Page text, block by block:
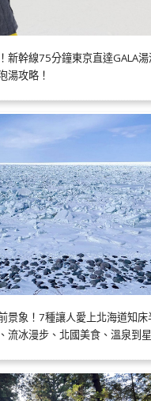
新幹線75分鐘東京直達GALA
湯攻略！
景象！7種讓人愛上北海道知
流冰漫步、北國美食、溫泉到